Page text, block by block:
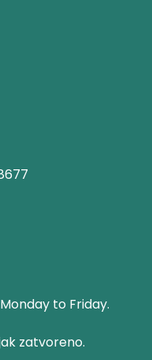
to Friday.
zatvoreno.